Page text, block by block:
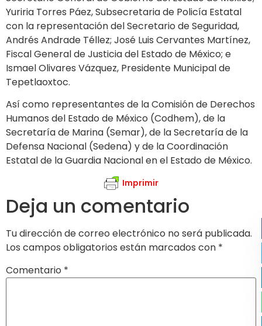
Yuriria Torres Páez, Subsecretaria de Policía Estatal
con la representación del Secretario de Seguridad,
Andrés Andrade Téllez; José Luis Cervantes Martínez,
Fiscal General de Justicia del Estado de México; e
Ismael Olivares Vázquez, Presidente Municipal de
Tepetlaoxtoc.
Así como representantes de la Comisión de Derechos
Humanos del Estado de México (Codhem), de la
Secretaría de Marina (Semar), de la Secretaría de la
Defensa Nacional (Sedena) y de la Coordinación
Estatal de la Guardia Nacional en el Estado de México.
Imprimir
Deja un comentario
Tu dirección de correo electrónico no será publicada.
Los campos obligatorios están marcados con *
Comentario *